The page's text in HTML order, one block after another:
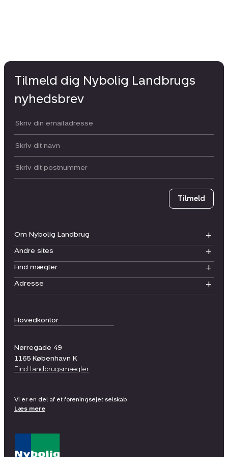
Hovedkontor
Nørregade 49
1165 København K
Find landbrugsmægler
Om Nybolig Landbrug
Andre sites
Find mægler
Adresse
Tilmeld dig Nybolig Landbrugs
nyhedsbrev
Din email:
Dit navn:
Postnummer
Tilmeld
Vi er en del af et foreningsejet selskab
Læs mere